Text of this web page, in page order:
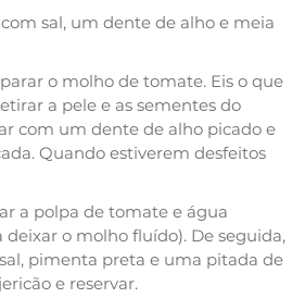
sal, um dente de alho e meia
o molho de tomate. Eis o que
a pele e as sementes do
com um dente de alho picado e
Quando estiverem desfeitos
a polpa de tomate e água
deixar o molho fluído). De seguida,
pimenta preta e uma pitada de
e reservar.